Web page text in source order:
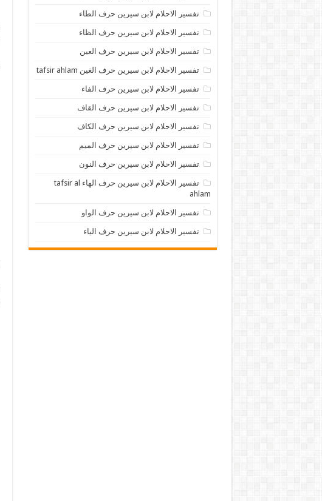
تفسير الاحلام لابن سيرين حرف الطاء
تفسير الاحلام لابن سيرين حرف الظاء
تفسير الاحلام لابن سيرين حرف العين
تفسير الاحلام لابن سيرين حرف الغين tafsir ahlam
تفسير الاحلام لابن سيرين حرف الفاء
تفسير الاحلام لابن سيرين حرف القاف
تفسير الاحلام لابن سيرين حرف الكاف
تفسير الاحلام لابن سيرين حرف الميم
تفسير الاحلام لابن سيرين حرف النون
تفسير الاحلام لابن سيرين حرف الهاء tafsir al
ahlam
تفسير الاحلام لابن سيرين حرف الواو
تفسير الاحلام لابن سيرين حرف الياء